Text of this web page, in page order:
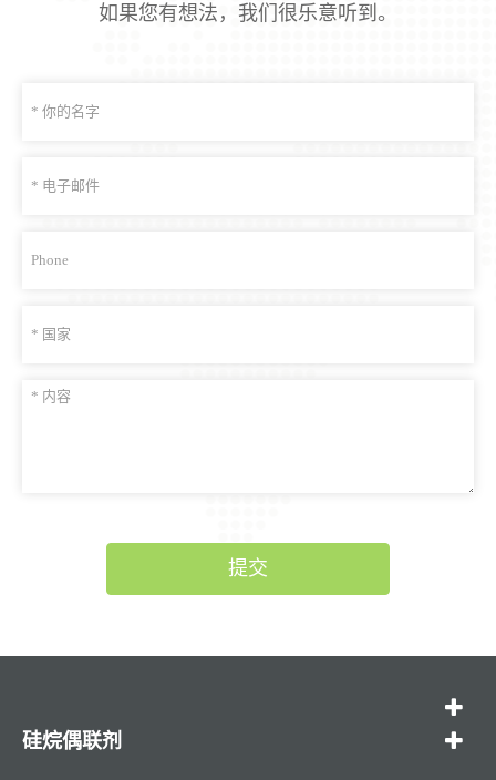
如果您有想法，我们很乐意听到。
提交
硅烷偶联剂